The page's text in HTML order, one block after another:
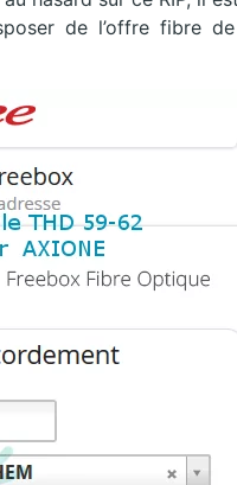
de l’offre fibre